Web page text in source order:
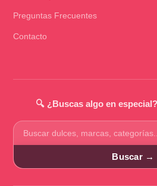
Preguntas Frecuentes
Contacto
🔍 ¿Buscas algo en
Buscar
productos
Buscar →